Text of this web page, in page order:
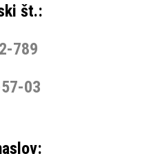
št.:
789
03